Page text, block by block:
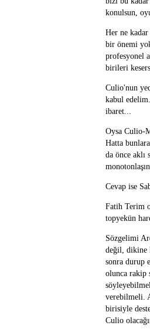
konulsun,
Her ne kadar
bir önemi
profesyonel
birileri
Culio'nun
kabul
ibaret...
Oysa Culio-
Hatta
da önce aklı
Cevap ise
Fatih Terim
topyekün
Sözgelimi
değil, dikine
sonra durup
olunca rakip
verebilmeli.
birisiyle
Culio